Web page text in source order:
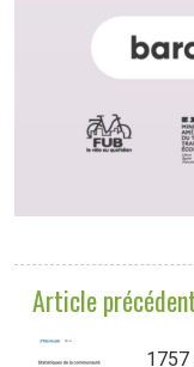
Article
1757